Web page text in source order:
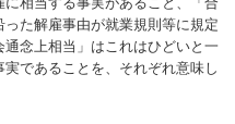
た解雇事由が就業規則等に規定
念上相当」はこれはひどいと一
であることを、それぞれ意味し